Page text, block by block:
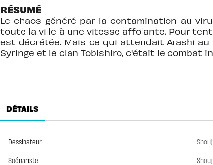
RÉSUMÉ
Le chaos généré par la contamination au
toute la ville à une vitesse affolante. Pour
est décrétée. Mais ce qui attendait Arashi
Syringe et le clan Tobishiro, c'était le combat
DÉTAILS
Dessinateur
Scénariste